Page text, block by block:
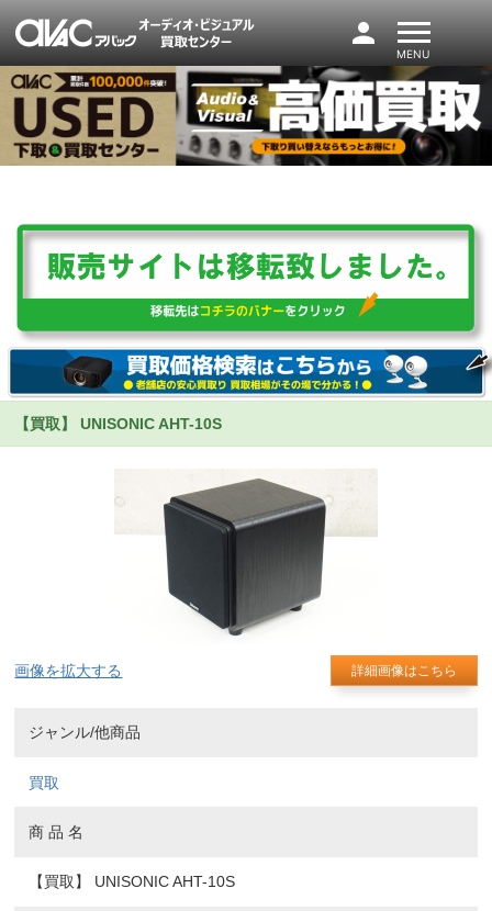
person
MENU
【買取】 UNISONIC AHT-10S
画像を拡大する 詳細画像はこちら
ジャンル/他商品
買取
商 品 名
【買取】 UNISONIC AHT-10S